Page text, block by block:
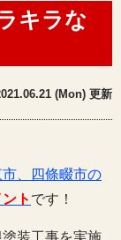
キラな
(Mon) 更新
、四條畷市の
ト です！
装工事を実施